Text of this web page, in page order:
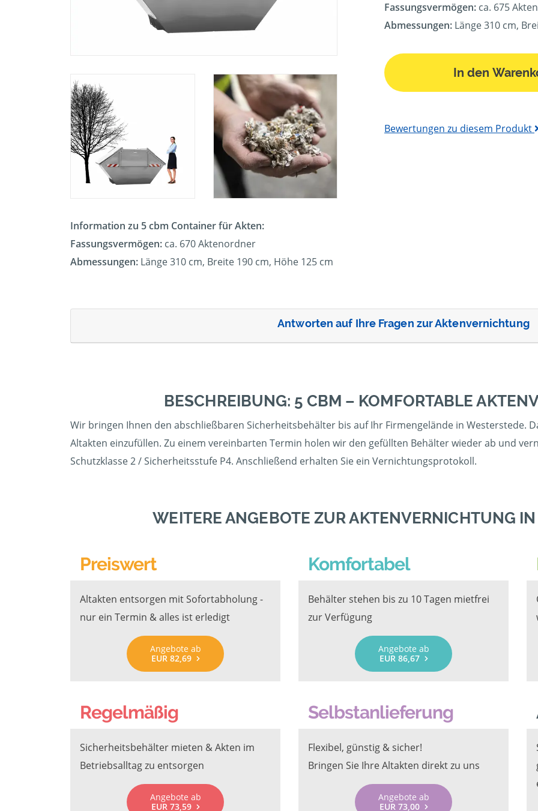
Information zu 5 cbm Container für Akten:
Fassungsvermögen: ca. 670 Aktenordner
Abmessungen: Länge 310 cm, Breite 190 cm, Höhe 125 cm
Fassungsvermögen: ca. 675
Abmessungen: Länge 310 cm,
In den
Bewertungen zu diesem Produkt
Antworten auf Ihre Fragen zur Aktenvernichtung
BESCHREIBUNG: 5 CBM – KOMFORTABLE
Wir bringen Ihnen den abschließbaren Sicherheitsbehälter bis auf Ihr Firmengelände in Westerstede.
Altakten einzufüllen. Zu einem vereinbarten Termin holen wir den gefüllten Behälter wieder ab und
Schutzklasse 2 / Sicherheitsstufe P4. Anschließend erhalten Sie ein Vernichtungsprotokoll.
WEITERE ANGEBOTE ZUR AKTENVERNICHTUNG
Preiswert
Altakten entsorgen mit Sofortabholung -
nur ein Termin & alles ist erledigt
Angebote ab
EUR 82,69
Komfortabel
Behälter stehen bis zu 10 Tagen mietfrei
zur Verfügung
Angebote ab
EUR 86,67
Regelmäßig
Sicherheitsbehälter mieten & Akten im
Betriebsalltag zu entsorgen
Angebote ab
EUR 73,59
Selbstanlieferung
Flexibel, günstig & sicher!
Bringen Sie Ihre Altakten direkt zu uns
Angebote ab
EUR 73,00